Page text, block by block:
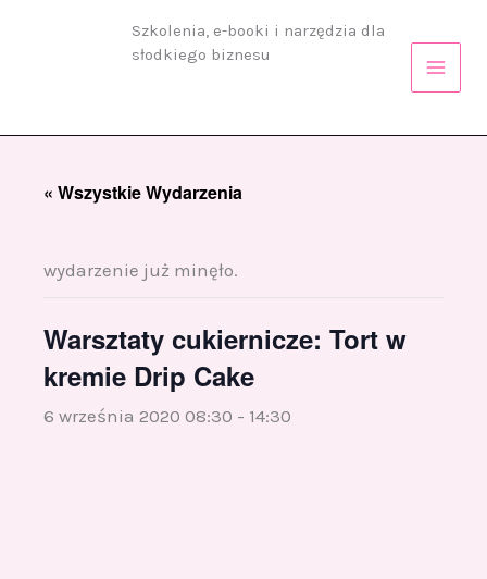
Szkolenia, e-booki i narzędzia dla
słodkiego biznesu
« Wszystkie Wydarzenia
wydarzenie już minęło.
Warsztaty cukiernicze: Tort w
kremie Drip Cake
6 września 2020 08:30 - 14:30